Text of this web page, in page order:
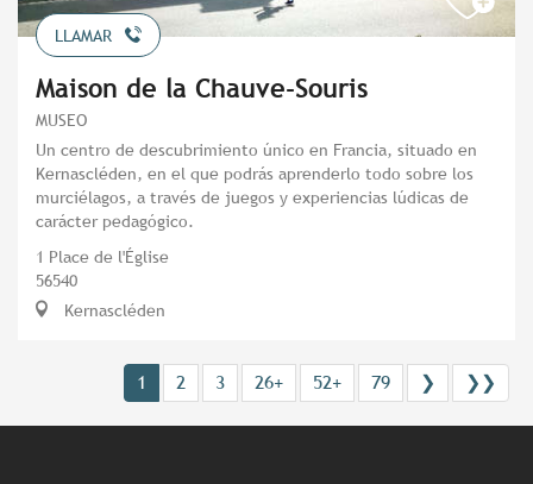
LLAMAR
Maison de la Chauve-Souris
MUSEO
Un centro de descubrimiento único en Francia, situado en
Kernascléden, en el que podrás aprenderlo todo sobre los
murciélagos, a través de juegos y experiencias lúdicas de
carácter pedagógico.
1 Place de l'Église
56540
Kernascléden
1 2 3 26+ 52+ 79 ❯ ❯❯